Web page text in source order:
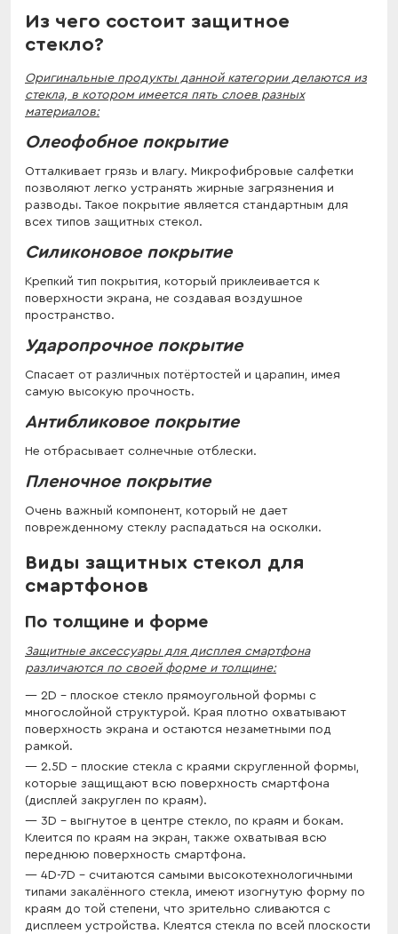
Из чего состоит защитное
стекло?
Оригинальные продукты данной категории делаются из
стекла, в котором имеется пять слоев разных
материалов:
Олеофобное покрытие
Отталкивает грязь и влагу. Микрофибровые салфетки
позволяют легко устранять жирные загрязнения и
разводы. Такое покрытие является стандартным для
всех типов защитных стекол.
Силиконовое покрытие
Крепкий тип покрытия, который приклеивается к
поверхности экрана, не создавая воздушное
пространство.
Ударопрочное покрытие
Спасает от различных потёртостей и царапин, имея
самую высокую прочность.
Антибликовое покрытие
Не отбрасывает солнечные отблески.
Пленочное покрытие
Очень важный компонент, который не дает
поврежденному стеклу распадаться на осколки.
Виды защитных стекол для
смартфонов
По толщине и форме
Защитные аксессуары для дисплея смартфона
различаются по своей форме и толщине:
2D – плоское стекло прямоугольной формы с
многослойной структурой. Края плотно охватывают
поверхность экрана и остаются незаметными под
рамкой.
2.5D – плоские стекла с краями скругленной формы,
которые защищают всю поверхность смартфона
(дисплей закруглен по краям).
3D – выгнутое в центре стекло, по краям и бокам.
Клеится по краям на экран, также охватывая всю
переднюю поверхность смартфона.
4D-7D – считаются самыми высокотехнологичными
типами закалённого стекла, имеют изогнутую форму по
краям до той степени, что зрительно сливаются с
дисплеем устройства. Клеятся стекла по всей плоскости